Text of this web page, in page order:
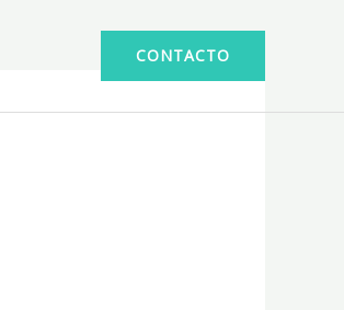
CONTACTO